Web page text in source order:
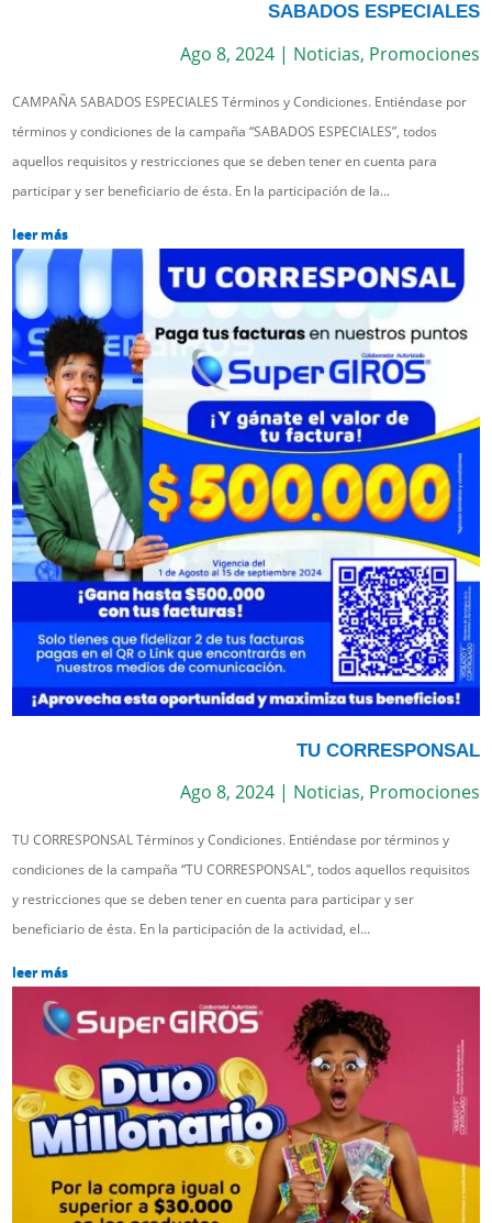
SABADOS ESPECIALES
Ago 8, 2024| Noticias, Promociones
CAMPAÑA SABADOS ESPECIALES Términos y Condiciones. Entiéndase por
términos y condiciones de la campaña “SABADOS ESPECIALES”, todos
aquellos requisitos y restricciones que se deben tener en cuenta para
participar y ser beneficiario de ésta. En la participación de la...
leer más
TU CORRESPONSAL
Ago 8, 2024| Noticias, Promociones
TU CORRESPONSAL Términos y Condiciones. Entiéndase por términos y
condiciones de la campaña “TU CORRESPONSAL”, todos aquellos requisitos
y restricciones que se deben tener en cuenta para participar y ser
beneficiario de ésta. En la participación de la actividad, el...
leer más